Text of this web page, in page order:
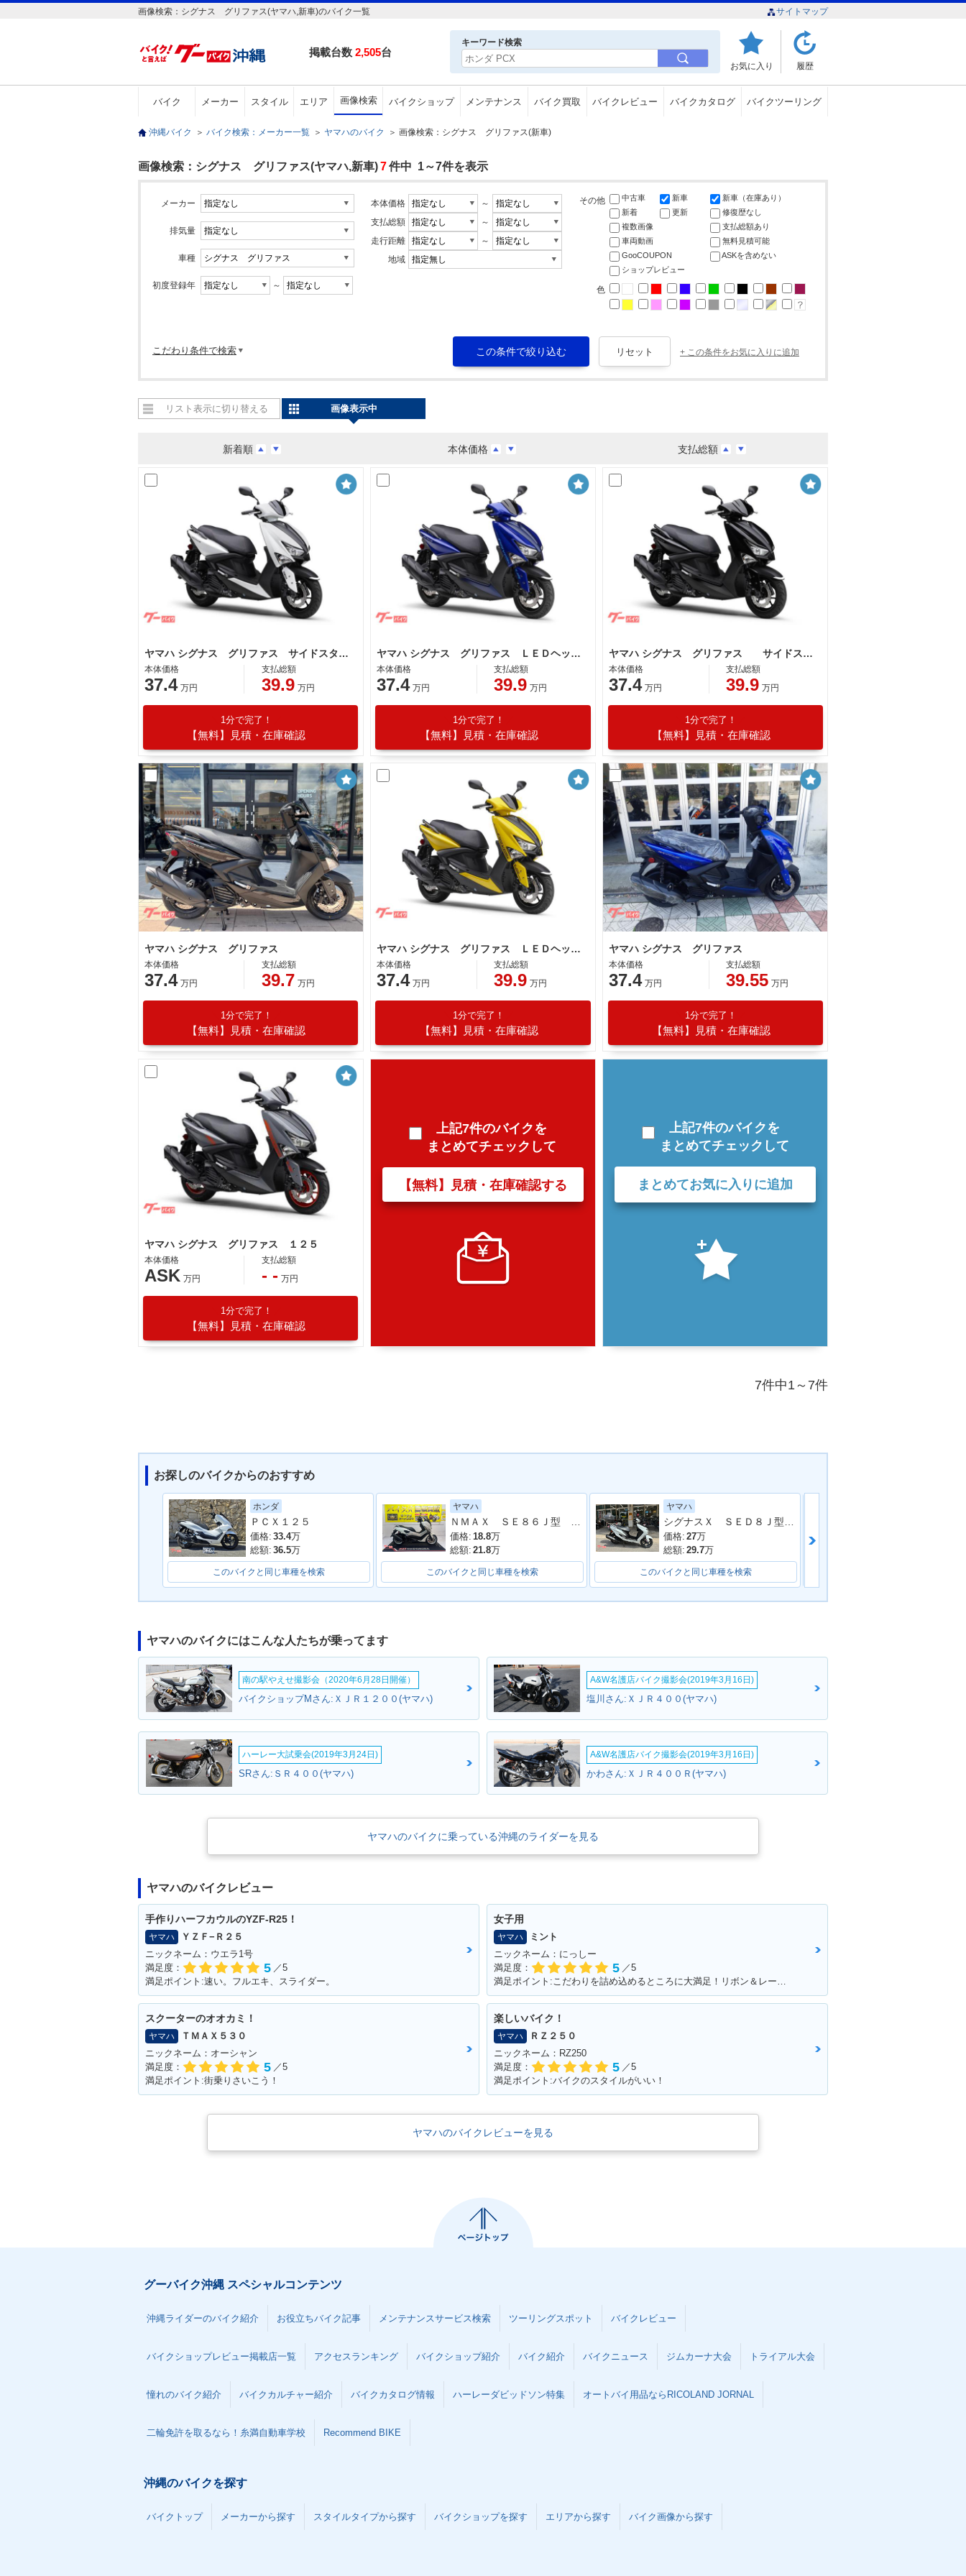
画像検索：シグナス グリファス(ヤマハ,新車)のバイク一覧 サイトマップ
掲載台数 2,505台
キーワード検索
お気に入り 履歴
バイク メーカー スタイル エリア 画像検索 バイクショップ メンテナンス バイク買取 バイクレビュー バイクカタログ バイクツーリング
沖縄バイク ＞ バイク検索：メーカー一覧 ＞ ヤマハのバイク ＞ 画像検索：シグナス グリファス(新車)
画像検索：シグナス グリファス(ヤマハ,新車)7件中 1～7件を表示
メーカー
排気量
車種
初度登録年 ～
本体価格
～
支払総額
～
走行距離
～
地域
その他 中古車 新車
新車（在庫あり）
新着
更新
修復歴なし
複数画像
支払総額あり
車両動画
無料見積可能
GooCOUPON
ASKを含めない
ショップレビュー
色
こだわり条件で検索 + この条件をお気に入りに追加
新着順 本体価格 支払総額
リスト表示に切り替える 画像表示中
ヤマハ シグナス グリファス サイドスタンド ＬＥＤヘッドライト
本体価格
37.4 万円
支払総額
39.9 万円
1分で完了！
【無料】見積・在庫確認
ヤマハ シグナス グリファス ＬＥＤヘッドライト サイドスタンド
本体価格
37.4 万円
支払総額
39.9 万円
1分で完了！
【無料】見積・在庫確認
ヤマハ シグナス グリファス サイドスタンド ＬＥＤヘッドライト
本体価格
37.4 万円
支払総額
39.9 万円
1分で完了！
【無料】見積・在庫確認
ヤマハ シグナス グリファス
本体価格
37.4 万円
支払総額
39.7 万円
1分で完了！
【無料】見積・在庫確認
ヤマハ シグナス グリファス ＬＥＤヘッドライト サイドスタンド
本体価格
37.4 万円
支払総額
39.9 万円
1分で完了！
【無料】見積・在庫確認
ヤマハ シグナス グリファス
本体価格
37.4 万円
支払総額
39.55 万円
1分で完了！
【無料】見積・在庫確認
ヤマハ シグナス グリファス １２５
本体価格
ASK 万円
支払総額
- - 万円
1分で完了！
【無料】見積・在庫確認
上記7件のバイクを
まとめてチェックして
【無料】見積・在庫確認する
上記7件のバイクを
まとめてチェックして
まとめてお気に入りに追加
7件中1～7件
お探しのバイクからのおすすめ
ホンダ
ＰＣＸ１２５
価格: 33.4万
総額: 36.5万
このバイクと同じ車種を検索
ヤマハ
価格: 18.8万
総額: 21.8万
このバイクと同じ車種を検索
ヤマハ
価格: 27万
総額: 29.7万
このバイクと同じ車種を検索
ヤマハのバイクにはこんな人たちが乗ってます
南の駅やえせ撮影会（2020年6月28日開催）
バイクショップMさん:ＸＪＲ１２００(ヤマハ)
A&W名護店バイク撮影会(2019年3月16日)
塩川さん:ＸＪＲ４００(ヤマハ)
ハーレー大試乗会(2019年3月24日)
SRさん:ＳＲ４００(ヤマハ)
A&W名護店バイク撮影会(2019年3月16日)
かわさん:ＸＪＲ４００Ｒ(ヤマハ)
ヤマハのバイクに乗っている沖縄のライダーを見る
ヤマハのバイクレビュー
手作りハーフカウルのYZF-R25！
ヤマハ
ＹＺＦ−Ｒ２５
ニックネーム：ウエラ1号
満足度：
5 ／5
満足ポイント:速い。フルエキ、スライダー。
女子用
ヤマハ
ミント
ニックネーム：にっしー
満足度：
5 ／5
スクーターのオオカミ！
ヤマハ
ＴＭＡＸ５３０
ニックネーム：オーシャン
満足度：
5 ／5
満足ポイント:街乗りさいこう！
楽しいバイク！
ヤマハ
ＲＺ２５０
ニックネーム：RZ250
満足度：
5 ／5
満足ポイント:バイクのスタイルがいい！
ヤマハのバイクレビューを見る
グーバイク沖縄 スペシャルコンテンツ
沖縄ライダーのバイク紹介 お役立ちバイク記事 メンテナンスサービス検索 ツーリングスポット バイクレビュー
バイクショップレビュー掲載店一覧 アクセスランキング バイクショップ紹介 バイク紹介 バイクニュース ジムカーナ大会 トライアル大会
憧れのバイク紹介 バイクカルチャー紹介 バイクカタログ情報 ハーレーダビッドソン特集 オートバイ用品ならRICOLAND JORNAL
二輪免許を取るなら！糸満自動車学校 Recommend BIKE
沖縄のバイクを探す
バイクトップ メーカーから探す スタイルタイプから探す バイクショップを探す エリアから探す バイク画像から探す